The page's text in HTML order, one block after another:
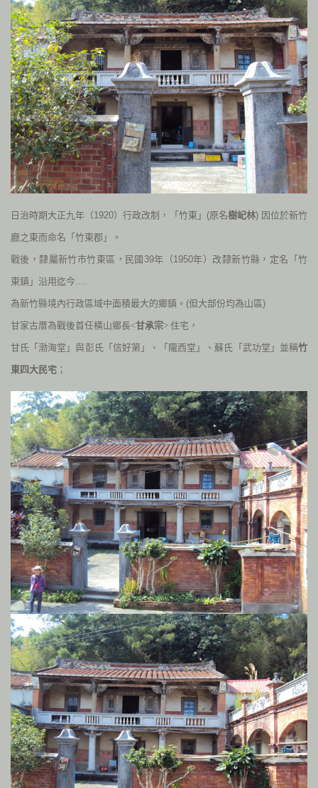
日治時期大正九年（1920）行政改制，「竹東」(原名樹屺林) 因位於新竹
廳之東而命名「竹東郡」。
戰後，隸屬新竹市竹東區，民國 39年（1950年）改隸新竹縣，定名「竹
東鎮」沿用迄今….
為新竹縣境內行政區域中面積最大的鄉鎮。(但大部份均為山區)
甘家古厝為戰後首任橫山鄉長<甘承宗> 住宅，
甘氏「渤海堂」與彭氏「信好第」、「隴西堂」、蘇氏「武功堂」並稱竹
東四大民宅 ；